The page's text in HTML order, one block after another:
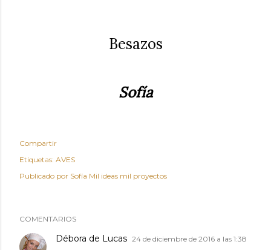
Besazos
Sofía
Compartir
Etiquetas: AVES
Publicado por Sofía Mil ideas mil proyectos
COMENTARIOS
Débora de Lucas 24 de diciembre de 2016 a las 1:38